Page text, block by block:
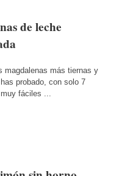
de leche
magdalenas más tiernas y
probado, con solo 7
fáciles ...